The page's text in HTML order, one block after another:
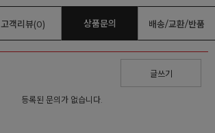
고객리뷰(0) 상품문의 배송/교환/반품
글쓰기
등록된 문의가 없습니다.